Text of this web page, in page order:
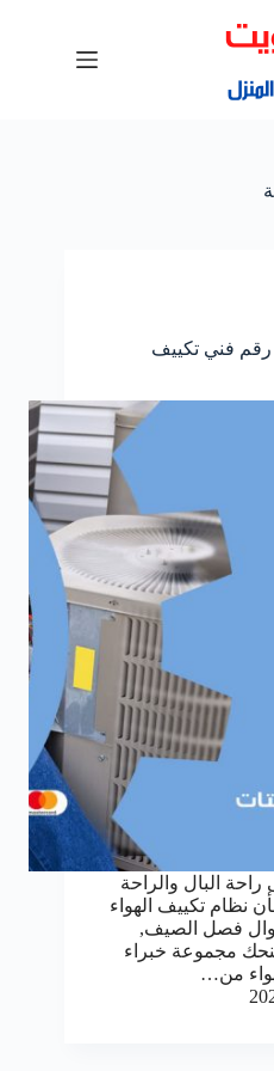
فني تكييف الدوحة 62224041 رقم فني تكييف
البال والراحة
نظام تكييف الهواء
فصل الصيف,
مجموعة خبراء
من…